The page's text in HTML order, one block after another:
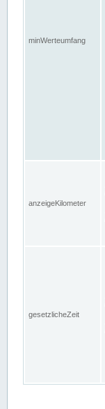
minWerteumfang
anzeigeKilometer
gesetzlicheZeit